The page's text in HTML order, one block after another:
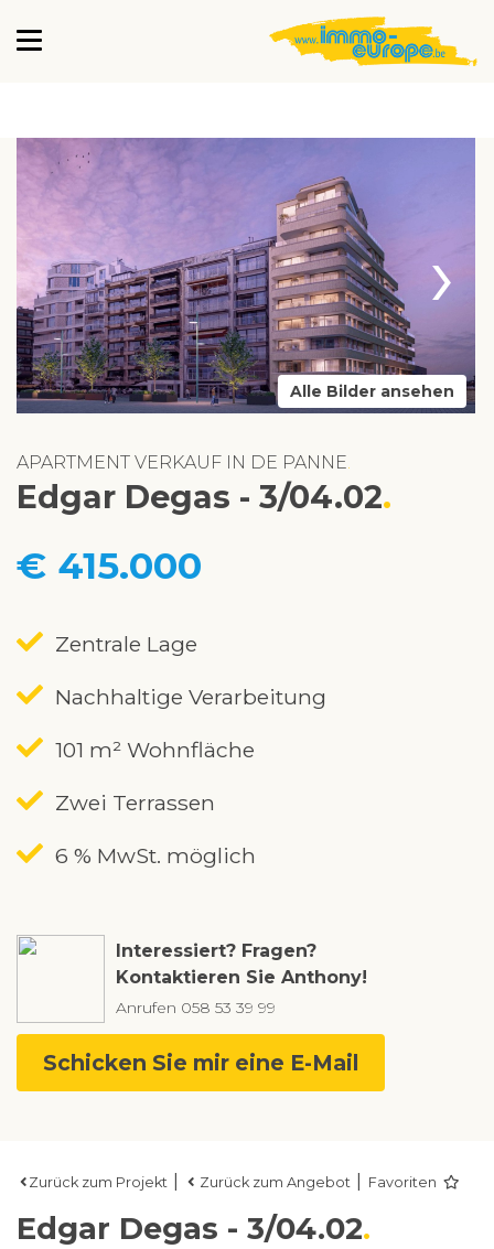
›
Alle Bilder ansehen
APARTMENT VERKAUF IN DE PANNE
Edgar Degas - 3/04.02
€ 415.000
Zentrale Lage
Nachhaltige Verarbeitung
101 m² Wohnfläche
Zwei Terrassen
6 % MwSt. möglich
Interessiert? Fragen?
Kontaktieren Sie Anthony!
Anrufen 058 53 39 99
Schicken Sie mir eine E-Mail
Zurück zum Projekt Zurück zum Angebot Favoriten
Edgar Degas - 3/04.02